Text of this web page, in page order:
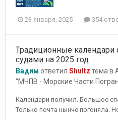
23 января, 2025 354
Традиционные календари
судами на 2025 год
Вадим ответил Shultz тема в
"МЧПВ - Морские Части
Календари получил. Большое
Только почта нынче погоняла.